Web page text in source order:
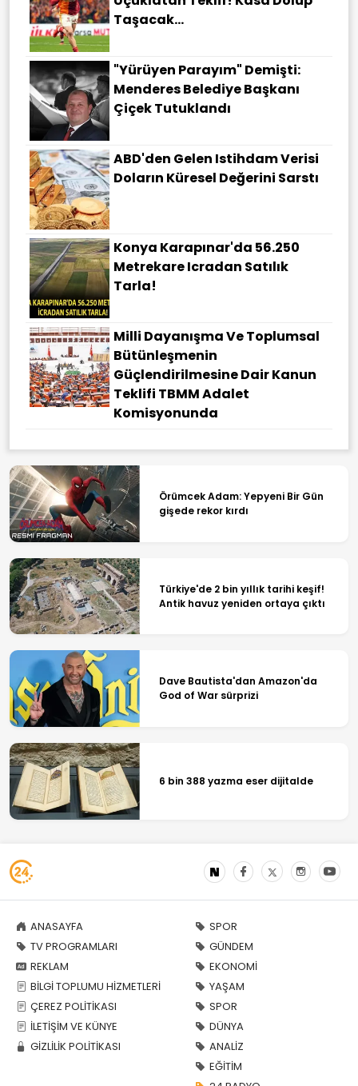
Taşacak...
"Yürüyen Parayım" Demişti:
Menderes Belediye Başkanı
Çiçek Tutuklandı
ABD'den Gelen Istihdam Verisi
Doların Küresel Değerini Sarstı
Konya Karapınar'da 56.250
Metrekare Icradan Satılık
Tarla!
Milli Dayanışma Ve Toplumsal
Bütünleşmenin
Güçlendirilmesine Dair Kanun
Teklifi TBMM Adalet
Komisyonunda
Örümcek Adam: Yepyeni Bir Gün
gişede rekor kırdı
Türkiye'de 2 bin yıllık tarihi keşif!
Antik havuz yeniden ortaya çıktı
Dave Bautista'dan Amazon'da
God of War sürprizi
6 bin 388 yazma eser dijitalde
ANASAYFA
TV PROGRAMLARI
REKLAM
BİLGİ TOPLUMU HİZMETLERİ
ÇEREZ POLİTİKASI
İLETİŞİM VE KÜNYE
GİZLİLİK POLİTİKASI
SPOR
GÜNDEM
EKONOMİ
YAŞAM
SPOR
DÜNYA
ANALİZ
EĞİTİM